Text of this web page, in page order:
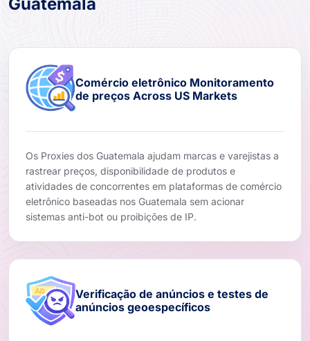
Comércio eletrônico Monitoramento
de preços Across US Markets
Os Proxies dos Guatemala ajudam marcas e varejistas a
rastrear preços, disponibilidade de produtos e
atividades de concorrentes em plataformas de comércio
eletrônico baseadas nos Guatemala sem acionar
sistemas anti-bot ou proibições de IP.
Verificação de anúncios e testes de
anúncios geoespecíficos